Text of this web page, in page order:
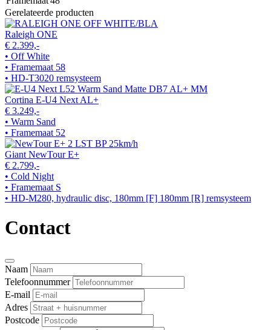
Gerelateerde producten
Raleigh ONE
€ 2.399,-
• Off White
• Framemaat 58
• HD-T3020 remsysteem
Cortina E-U4 Next AL+
€ 3.249,-
• Warm Sand
• Framemaat 52
Giant NewTour E+
€ 2.799,-
• Cold Night
• Framemaat S
• HD-M280, hydraulic disc, 180mm [F] 180mm [R] remsysteem
Contact
Naam
Telefoonnummer
E-mail
Adres
Postcode